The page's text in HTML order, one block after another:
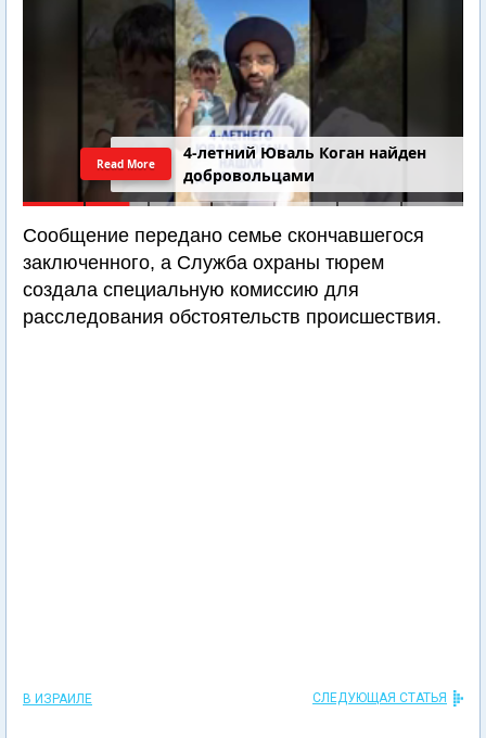
4-летний Юваль Коган найден
добровольцами
Read More
Сообщение передано семье скончавшегося
заключенного, а Служба охраны тюрем
создала специальную комиссию для
расследования обстоятельств происшествия.
В ИЗРАИЛЕ СЛЕДУЮЩАЯ СТАТЬЯ